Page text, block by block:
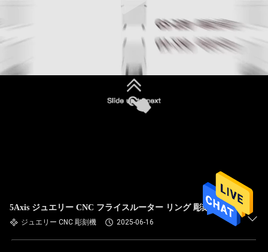
5Axis ジュエリー CNC フライスルーター リング 彫刻機
ジュエリー CNC 彫刻機 2025-06-16